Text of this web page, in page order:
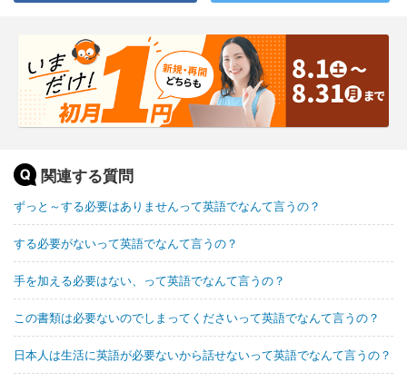
関連する質問
ずっと～する必要はありませんって英語でなんて言うの？
する必要がないって英語でなんて言うの？
手を加える必要はない、って英語でなんて言うの？
この書類は必要ないのでしまってくださいって英語でなんて言うの？
日本人は生活に英語が必要ないから話せないって英語でなんて言うの？